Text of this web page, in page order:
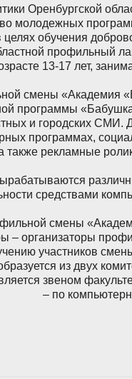
Оренбургской
молодежных
обучения
профильный
13-17 лет,
смены «Академия
программы
и городских
программах,
также рекламные
средствами
смены
– организаторы
участников
из двух
звеном
– по